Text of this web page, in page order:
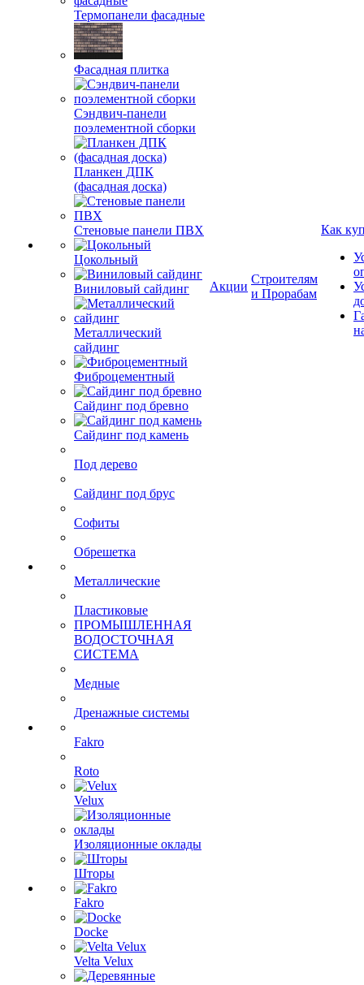
Термопанели фасадные
Фасадная плитка
Сэндвич-панели
поэлементной сборки
Планкен ДПК
(фасадная доска)
Стеновые панели ПВХ
Цокольный
Виниловый сайдинг
Металлический
сайдинг
Фиброцементный
Сайдинг под бревно
Сайдинг под камень
Под дерево
Сайдинг под брус
Софиты
Обрешетка
Металлические
Пластиковые
ПРОМЫШЛЕННАЯ
ВОДОСТОЧНАЯ
СИСТЕМА
Медные
Дренажные системы
Fakro
Roto
Velux
Изоляционные оклады
Шторы
Fakro
Docke
Velta Velux
Акции
Строителям
и Прорабам
Как